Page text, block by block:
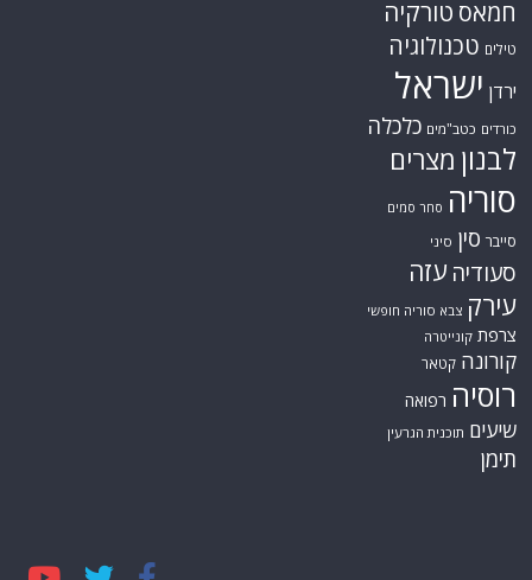
חמאס טורקיה
טילים טכנולוגיה
ירדן ישראל
כורדים כטב"מים כלכלה
לבנון מצרים
סוריה סחר סמים
סייבר סין סיני
סעודיה עזה
עירק צבא סוריה חופשי
צרפת קונייטרה
קורונה קטאר
רוסיה רפואה
שיעים תוכנית הגרעין
תימן